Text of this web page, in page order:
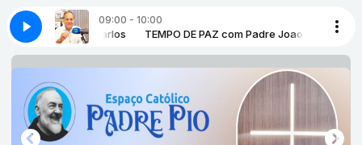
09:00 - 10:00
com Padre Joao Carlos TEMPO DE PAZ com Padre Joao Carlos
carlos-tempo-de-paz-bloco-108-de-agosto-padre-joao-carlos-